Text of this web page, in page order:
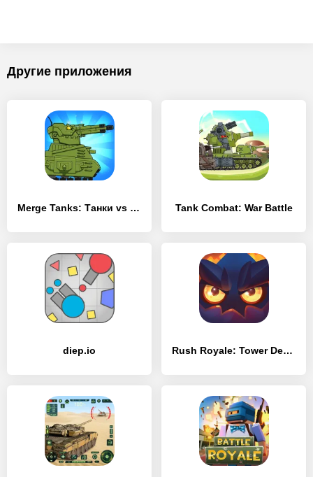
Другие приложения
Merge Tanks: Танки vs Танчики Tank Combat: War Battle
diep.io Rush Royale: Tower Defense TD